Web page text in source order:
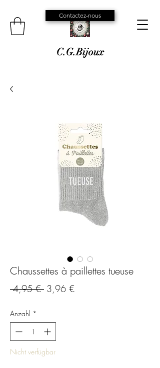
C.G.Bijoux
Contactez-nous
Chaussettes à paillettes tueuse
4,95 € Standardpreis
3,96 €
Anzahl *
Nicht verfügbar